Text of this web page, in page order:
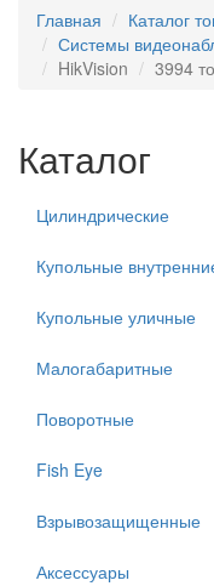
Главная
Каталог
Системы
HikVision
3994
Каталог
Цилиндрические
Купольные
Купольные уличные
Малогабаритные
Поворотные
Fish Eye
Взрывозащищенные
Аксессуары